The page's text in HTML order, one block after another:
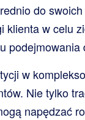
do
klienta w celu
w
Nie tylko
napędzać